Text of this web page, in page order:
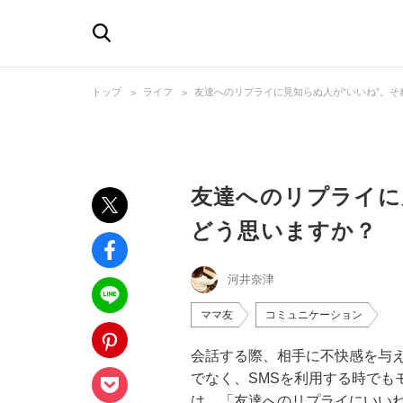
トップ ライフ 友達へのリプライに見知らぬ人が“いいね”。
友達へのリプライ
どう思いますか？
河井奈津
ママ友 コミュニケーション
会話する際、相手に不快感を与
でなく、SMSを利用する時でも